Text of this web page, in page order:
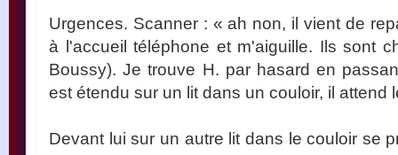
Urgences. Scanner : « ah non, il vient de
à l'accueil téléphone et m'aiguille. Ils sont
Boussy). Je trouve H. par hasard en
est étendu sur un lit dans un couloir, il attend
Devant lui sur un autre lit dans le couloir se